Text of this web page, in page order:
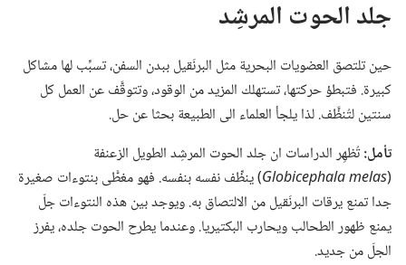
جلد الحوت المرشِد
حين تلتصق العضويات البحرية مثل البرنَقيل ببدن السفن،‏ تسبِّب لها مشاكل
كبيرة.‏ فتبطؤ حركتها،‏ تستهلك المزيد من الوقود،‏ وتتوقَّف عن العمل كل
سنتين لتُنظَّف.‏ لذا يلجأ العلماء الى الطبيعة بحثا عن حل.‏
تأمل:‏تُظهِر الدراسات ان جلد الحوت المرشِد الطويل الزعنفة
Globicephala melas )⁩ ينظِّف نفسه بنفسه.‏ فهو مغطًّى بنتوءات صغيرة
جدا تمنع يرقات البرنَقيل من الالتصاق به.‏ ويوجد بين هذه النتوءات جلّ
يمنع ظهور الطحالب ويحارب البكتيريا.‏ وعندما يطرح الحوت جلده،‏ يفرز
الجلّ من جديد.‏